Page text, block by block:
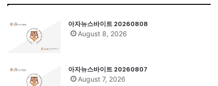
아자뉴스바이트 20260808
August 8, 2026
아자뉴스바이트 20260807
August 7, 2026